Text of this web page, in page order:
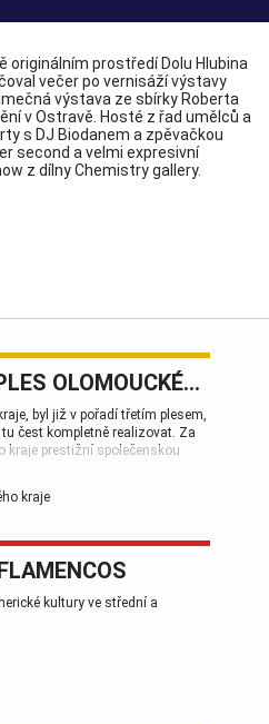
originálním prostředí Dolu Hlubina
večer po vernisáží výstavy
výstava ze sbírky Roberta
v Ostravě. Hosté z řad umělců a
s DJ Biodanem a zpěvačkou
second a velmi expresivní
z dílny Chemistry gallery.
X. REPREZENTAČNÍ PLES OLOMOUCKÉHO KRAJE
byl již v pořadí třetím plesem,
čest kompletně realizovat. Za
kraje prestižní společenskou
sezóny.
kultury ve střední a